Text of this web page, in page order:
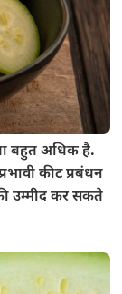
बहुत अधिक है.
कीट प्रबंधन
उम्मीद कर सकते